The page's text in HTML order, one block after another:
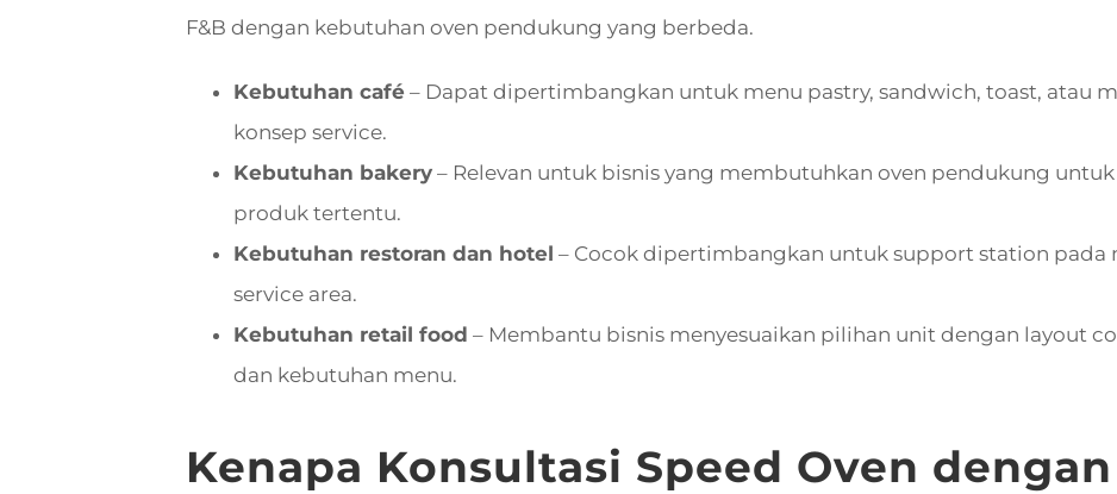
F&B dengan kebutuhan oven pendukung yang berbeda.
Kebutuhan café – Dapat dipertimbangkan untuk menu pastry, sandwich, toast, atau
konsep service.
Kebutuhan bakery – Relevan untuk bisnis yang membutuhkan oven pendukung
produk tertentu.
Kebutuhan restoran dan hotel – Cocok dipertimbangkan untuk support station pada
service area.
Kebutuhan retail food – Membantu bisnis menyesuaikan pilihan unit dengan layout
dan kebutuhan menu.
Kenapa Konsultasi Speed Oven dengan